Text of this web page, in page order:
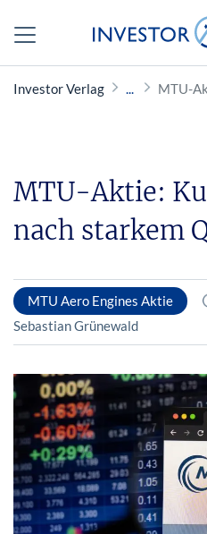
Investor Verlag MTU-
MTU-Aktie:
nach starkem
MTU Aero Engines Aktie
Sebastian Grünewald